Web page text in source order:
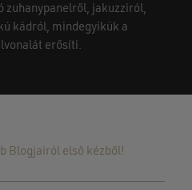
zuhanypanelről, jakuzziról,
kádról, mindegyikük a
erősíti.
Blogjairól első kézből!